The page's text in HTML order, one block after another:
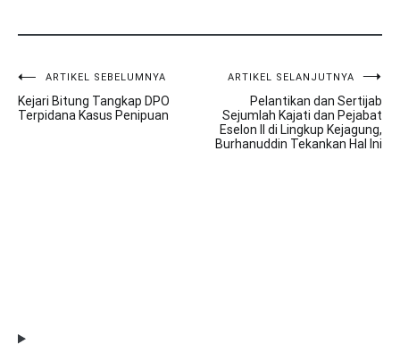
Navigasi
pos
ARTIKEL SEBELUMNYA
Kejari Bitung Tangkap DPO
Terpidana Kasus Penipuan
ARTIKEL SELANJUTNYA
Pelantikan dan Sertijab
Sejumlah Kajati dan Pejabat
Eselon II di Lingkup Kejagung,
Burhanuddin Tekankan Hal Ini